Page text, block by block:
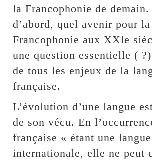
la Francophonie de
d’abord, quel avenir pour la
Francophonie aux XXle
une question essentielle (
de tous les enjeux de la
française.
L’évolution d’une langue
de son vécu. En
française « étant une langue
internationale, elle ne peut